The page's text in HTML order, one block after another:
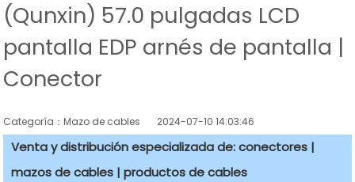
(Qunxin) 57.0 pulgadas LCD
pantalla EDP arnés de pantalla |
Conector
Categoría：Mazo de cables 2024-07-10 14:03:46
Venta y distribución especializada de: conectores |
mazos de cables | productos de cables